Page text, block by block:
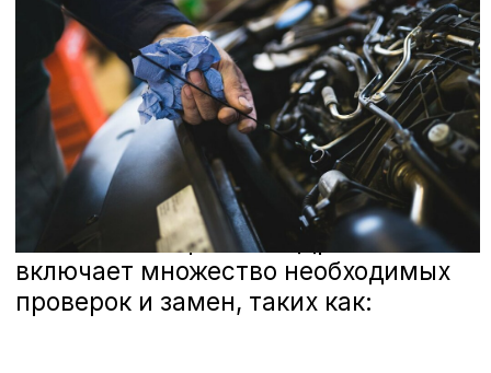
только положительные впечатления.
Наши специалисты проходят регулярное
обучение и используют последние
технологии для диагностики и ремонта
вашего автомобиля. Мы ценим каждое
ваше мнение и готовы рассмотреть
любые предложения, чтобы сделать наш
сервис еще лучше. Ниже вы можете
ознакомиться с отзывами наших
клиентов, которые уже оценили высокий
уровень профессионализма наших
мастеров и качество обслуживания в А-
Драйв Honda.